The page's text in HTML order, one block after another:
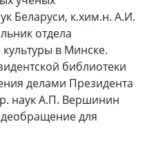
Беларуси, к.хим.н. А.И.
отдела
в Минске.
библиотеки
делами Президента
наук А.П. Вершинин
для